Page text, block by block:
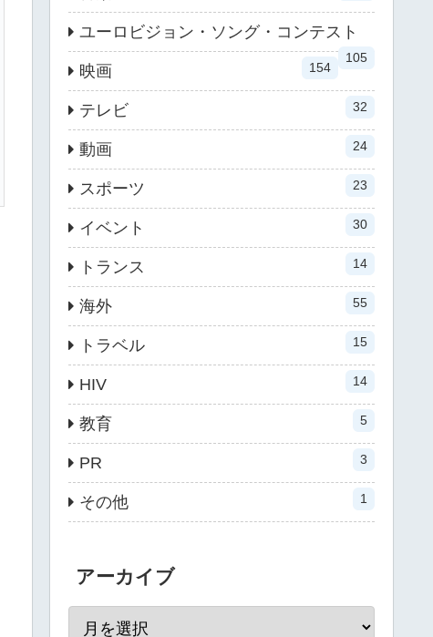
ユーロビジョン・ソング・コンテスト
105
映画 154
テレビ 32
動画 24
スポーツ 23
イベント 30
トランス 14
海外 55
トラベル 15
HIV 14
教育 5
PR 3
その他 1
アーカイブ